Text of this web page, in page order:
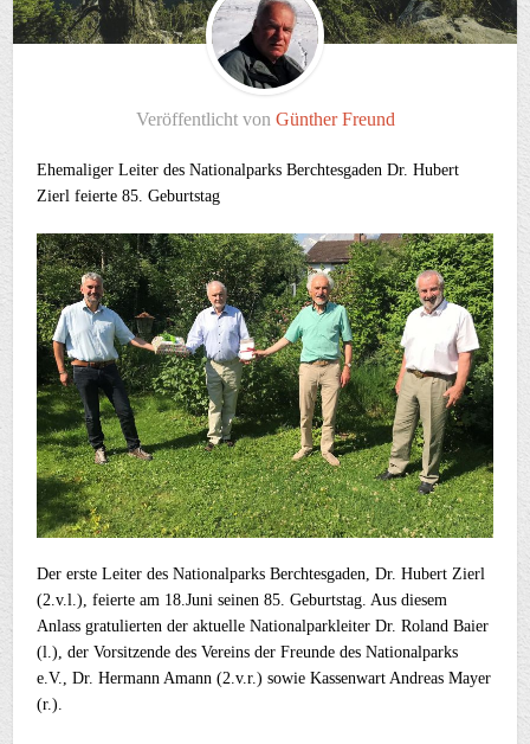
Veröffentlicht von Günther Freund
Ehemaliger Leiter des Nationalparks Berchtesgaden Dr. Hubert
Zierl feierte 85. Geburtstag
Der erste Leiter des Nationalparks Berchtesgaden, Dr. Hubert Zierl
(2.v.l.), feierte am 18.Juni seinen 85. Geburtstag. Aus diesem
Anlass gratulierten der aktuelle Nationalparkleiter Dr. Roland Baier
(l.), der Vorsitzende des Vereins der Freunde des Nationalparks
e.V., Dr. Hermann Amann (2.v.r.) sowie Kassenwart Andreas Mayer
(r.).